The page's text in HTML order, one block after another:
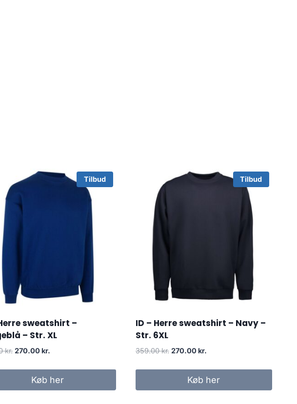
Tilbud
sweatshirt –
– Str. XL
kr. Original
359.00 kr..
270.00 kr.
270.00 kr..
Køb her
Tilbud
ID – Herre sweatshirt – Navy –
Str. 6XL
359.00kr. Original
359.00 kr..
270.00 kr.Current
270.00 kr..
Køb her